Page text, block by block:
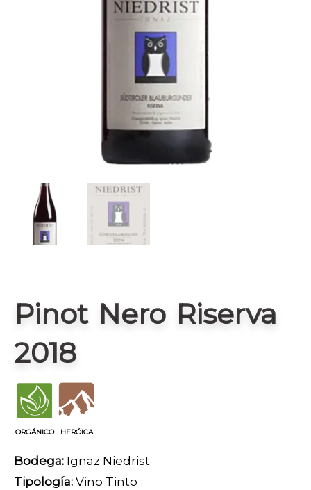
Pinot Nero Riserva
2018
ORGÁNICO HERÓICA
Bodega: Ignaz Niedrist
Tipología: Vino Tinto